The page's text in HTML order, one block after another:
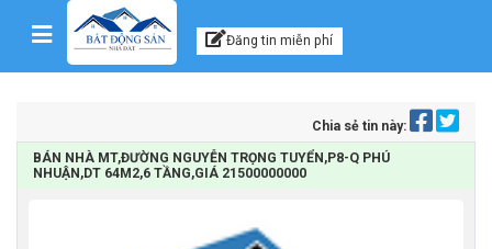
Skip to content Kênh thông tin, tư vấn
Đăng tin miễn phí
Chia sẻ tin này:
BÁN NHÀ MT,ĐƯỜNG NGUYỄN TRỌNG TUYỂN,P8-Q PHÚ
NHUẬN,DT 64M2,6 TẦNG,GIÁ 21500000000